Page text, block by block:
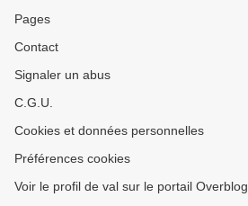
Pages
Contact
Signaler un abus
C.G.U.
Cookies et données personnelles
Préférences cookies
Voir le profil de val sur le portail Overblog